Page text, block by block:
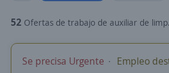
52 Ofertas de trabajo de auxiliar de limpieza en Lambayeque
Se precisa Urgente Empleo